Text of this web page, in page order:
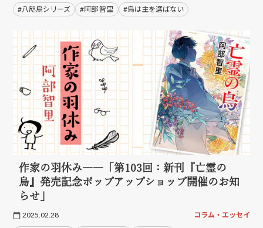
#八咫烏シリーズ #阿部 智里 #烏は主を選ばない
作家の羽休み――「第103回：新刊『亡霊の
烏』発売記念ポップアップショップ開催のお知
らせ」
2025.02.28 コラム・エッセイ